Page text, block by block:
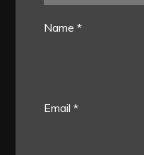
Name*
Email*